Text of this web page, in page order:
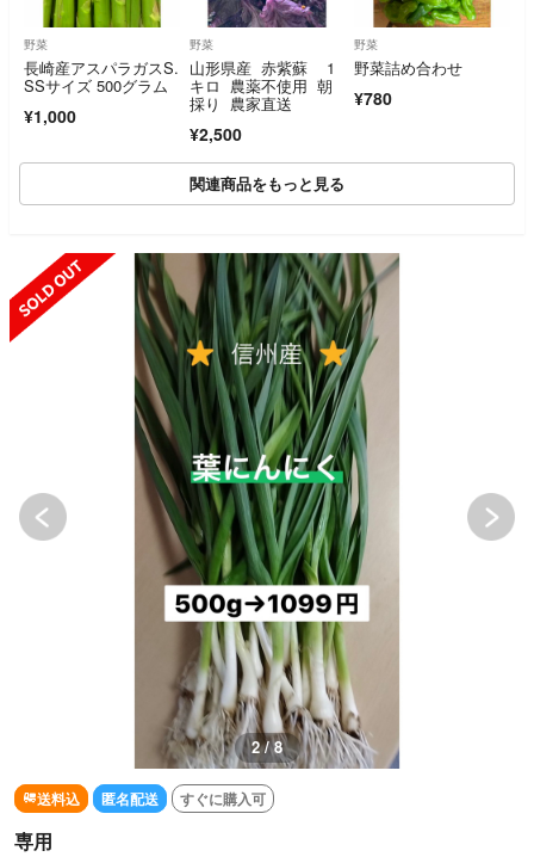
野菜
長崎産アスパラガスS.
SSサイズ 500グラム
¥1,000
野菜
山形県産 赤紫蘇 1
キロ 農薬不使用 朝
採り 農家直送
¥2,500
野菜
野菜詰め合わせ
¥780
関連商品をもっと見る
SOLD OUT
2 / 8
送料込 匿名配送 すぐに購入可
専用